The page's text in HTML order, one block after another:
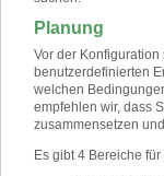
Planung
Vor der
benutzerdefinierten
welchen
empfehlen wir, dass
zusammensetzen
Es gibt 4 Bereiche